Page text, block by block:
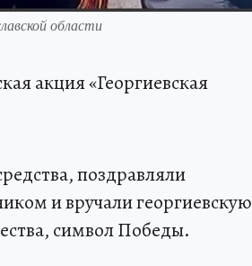
области
акция «Георгиевская
поздравляли
и вручали георгиевскую
символ Победы.